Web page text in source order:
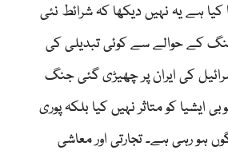
ہے یہ نہیں دیکھا کہ شرائط نئی
کے حوالے سے کوئی تبدیلی کی
کی ایران پر چھیڑی گئی جنگ
کو متاثر نہیں کیا بلکہ پوری
رہی ہے۔ تجارتی اور معاشی